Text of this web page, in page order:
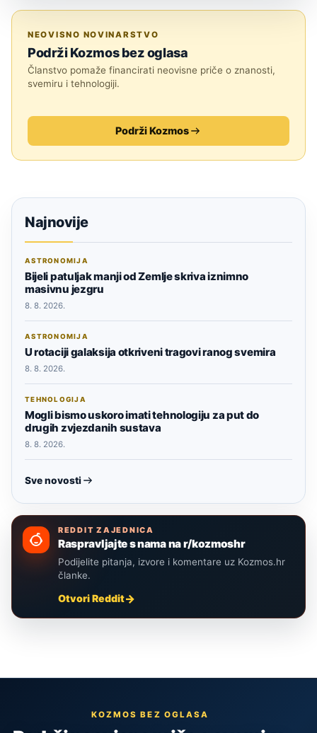
NEOVISNO NOVINARSTVO
Podrži Kozmos bez oglasa
Članstvo pomaže financirati neovisne priče o znanosti,
svemiru i tehnologiji.
Podrži Kozmos
Najnovije
ASTRONOMIJA
Bijeli patuljak manji od Zemlje skriva iznimno
masivnu jezgru
8. 8. 2026.
ASTRONOMIJA
U rotaciji galaksija otkriveni tragovi ranog svemira
8. 8. 2026.
TEHNOLOGIJA
Mogli bismo uskoro imati tehnologiju za put do
drugih zvjezdanih sustava
8. 8. 2026.
Sve novosti
REDDIT ZAJEDNICA
Raspravljajte s nama na r/kozmoshr
Podijelite pitanja, izvore i komentare uz Kozmos.hr
članke.
Otvori Reddit
KOZMOS BEZ OGLASA